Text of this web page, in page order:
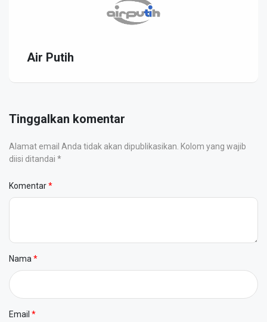
Air Putih
Tinggalkan komentar
Alamat email Anda tidak akan dipublikasikan. Kolom yang wajib
diisi ditandai *
Komentar
Nama
Email